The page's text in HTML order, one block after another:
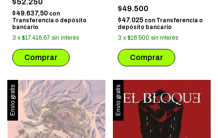
$49.637,50 con
Transferencia o depósito
bancario
3 x $17.416,67 sin interés
$49.500
$47.025 con Transferencia o
depósito bancario
3 x $16.500 sin interés
Envío gratis Envío gratis